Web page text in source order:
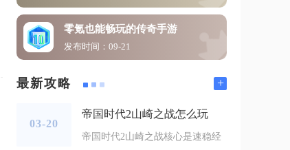
零氪也能畅玩的传奇手游
发布时间：09-21
最新攻略 +
03-20
帝国时代2山崎之战怎么玩
帝国时代2山崎之战核心是速稳经